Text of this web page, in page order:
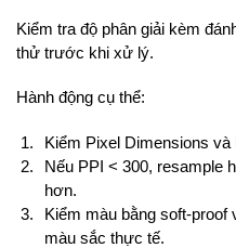
Kiểm tra độ phân giải kèm
thử trước khi xử lý.
Hành động cụ thể:
Kiểm Pixel Dimensions
Nếu PPI < 300, resample
hơn.
Kiểm màu bằng soft-proof
màu sắc thực tế.